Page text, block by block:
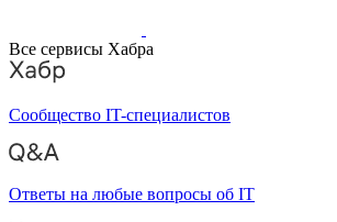
Все сервисы Хабра
Сообщество IT-специалистов
Ответы на любые вопросы об IT